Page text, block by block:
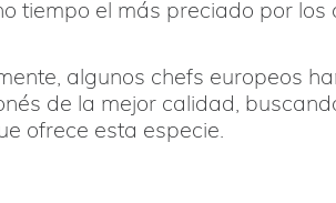
tiempo el más preciado por los
algunos chefs europeos
de la mejor calidad,
ofrece esta especie.